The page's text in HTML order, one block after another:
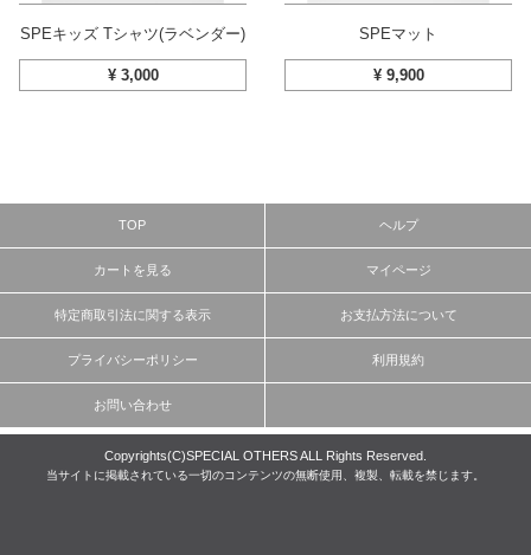
SPEキッズ Tシャツ(ラベンダー)
¥ 3,000
SPEマット
¥ 9,900
TOP ヘルプ
カートを見る マイページ
特定商取引法に関する表示 お支払方法について
プライバシーポリシー 利用規約
お問い合わせ
Copyrights(C)SPECIAL OTHERS ALL Rights Reserved.
当サイトに掲載されている一切のコンテンツの無断使用、複製、転載を禁じます。